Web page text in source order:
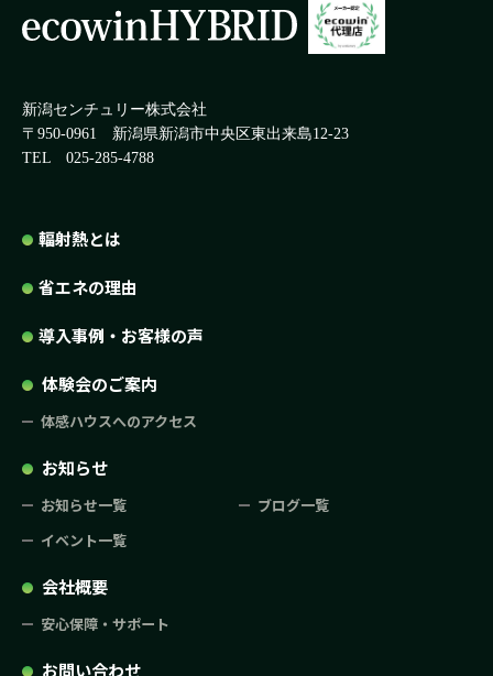
新潟センチュリー株式会社
〒950-0961 新潟県新潟市中央区東出来島12-23
TEL 025-285-4788
輻射熱とは
省エネの理由
導入事例・お客様の声
体験会のご案内
体感ハウスへのアクセス
お知らせ
お知らせ一覧
ブログ一覧
イベント一覧
会社概要
安心保障・サポート
お問い合わせ